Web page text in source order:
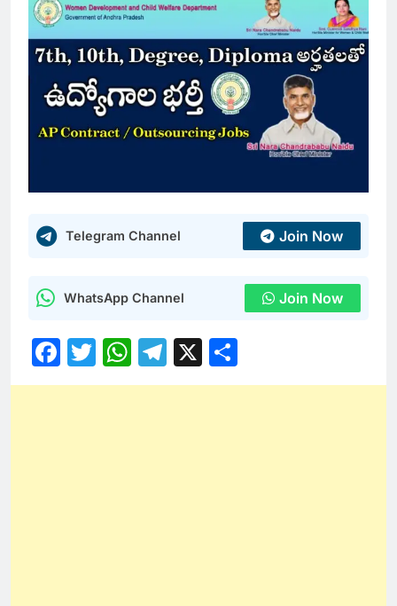
Telegram Channel Join Now
WhatsApp Channel Join Now
Facebook
Twitter
WhatsApp
Telegram
X